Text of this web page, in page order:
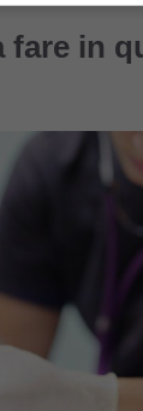
fare in